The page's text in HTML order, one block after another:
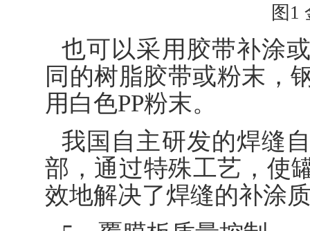
图1
也可以采用胶带补涂
同的树脂胶带或粉末，
用白色PP粉末。
我国自主研发的焊缝
部，通过特殊工艺，使
效地解决了焊缝的补涂